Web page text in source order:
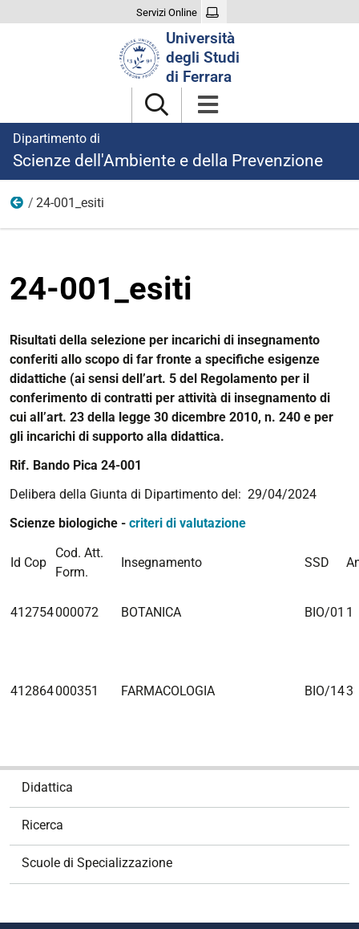
Servizi Online
Università
degli Studi
di Ferrara
Dipartimento di
Scienze dell'Ambiente e della Prevenzione
2024-25
24-001_esiti
24-001_esiti
Risultati della selezione per incarichi di insegnamento
conferiti allo scopo di far fronte a specifiche esigenze
didattiche (ai sensi dell’art. 5 del Regolamento per il
conferimento di contratti per attività di insegnamento di
cui all’art. 23 della legge 30 dicembre 2010, n. 240 e per
gli incarichi di supporto alla didattica.
Rif. Bando Pica 24-001
Delibera della Giunta di Dipartimento del: 29/04/2024
Scienze biologiche - criteri di valutazione
Id Cop
Cod. Att.
Form.
Insegnamento SSD
412754000072 BOTANICA BIO/01 1
412864000351 FARMACOLOGIA BIO/143
Didattica
Ricerca
Scuole di Specializzazione